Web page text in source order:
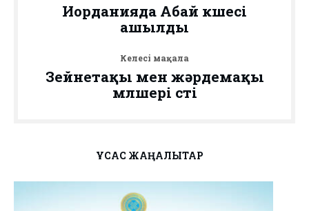
Иорданияда Абай көшесі
ашылды
Келесі мақала
Зейнетақы мен жәрдемақы
мөлшері өсті
ҰҚСАС ЖАҢАЛЫҚТАР